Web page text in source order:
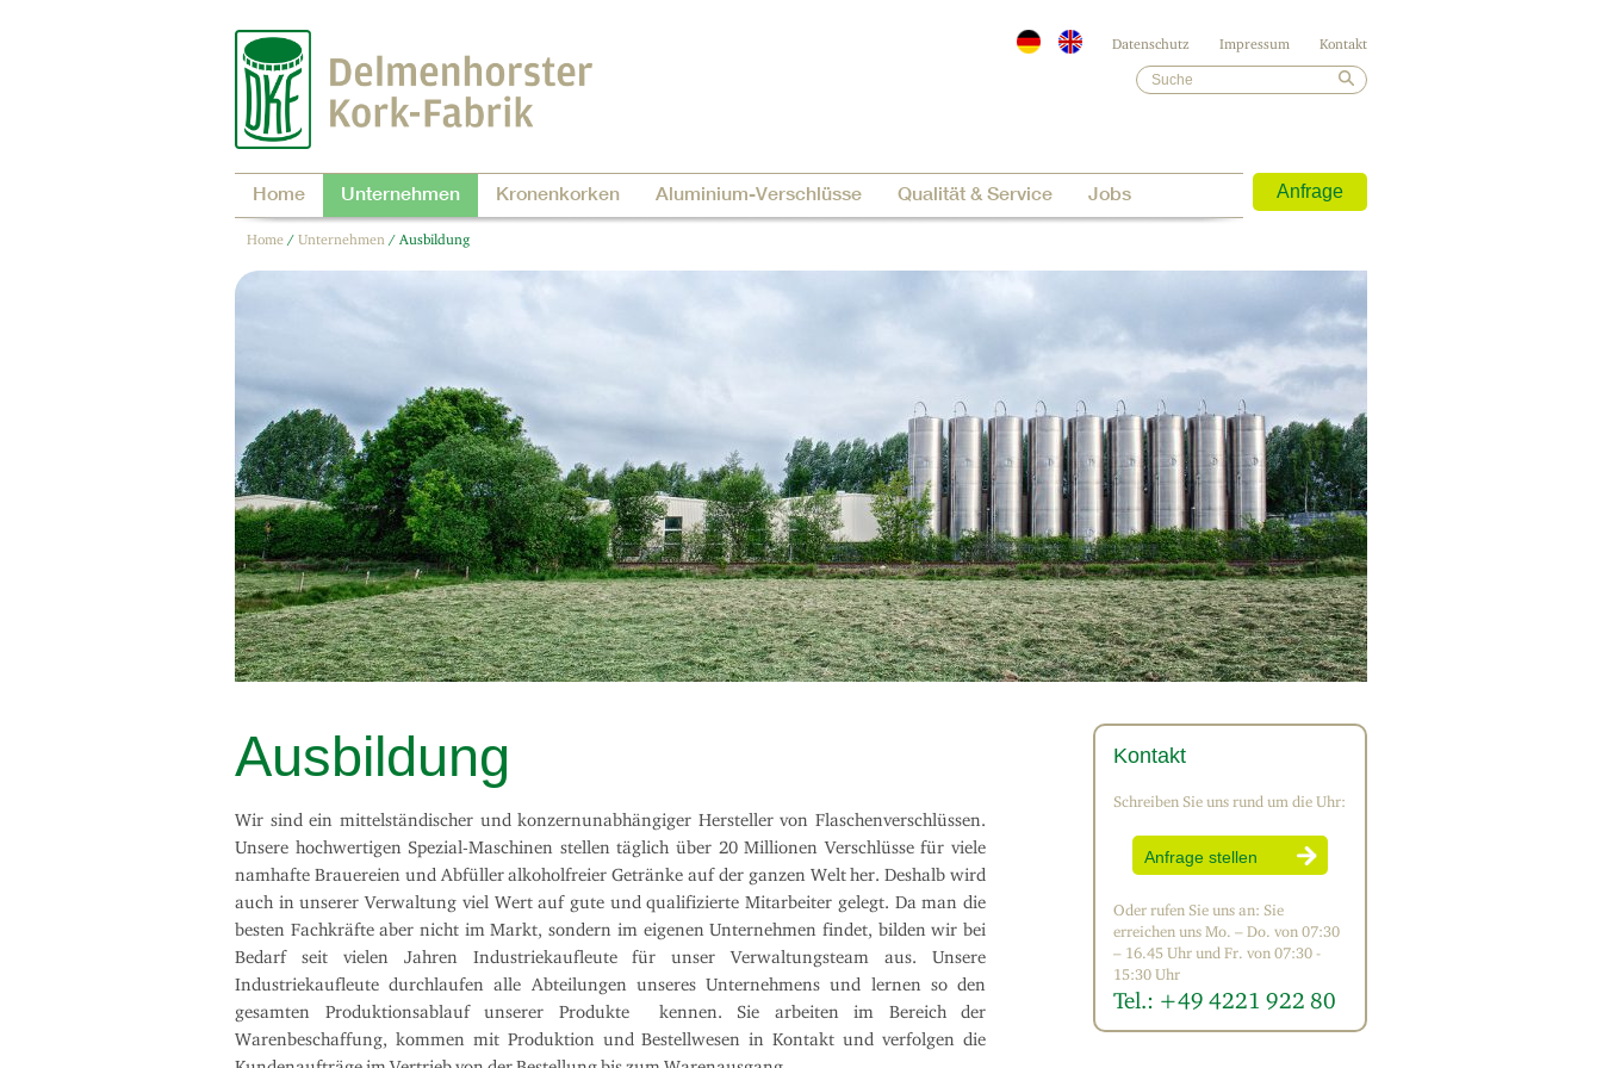
Datenschutz Impressum Kontakt
Home Unternehmen Kronenkorken Aluminium-Verschlüsse Qualität & Service Jobs Anfrage
Home / Unternehmen / Ausbildung
Ausbildung
Wir sind ein mittelständischer und konzernunabhängiger Hersteller von Flaschenverschlüssen.
Unsere hochwertigen Spezial-Maschinen stellen täglich über 20 Millionen Verschlüsse für viele
namhafte Brauereien und Abfüller alkoholfreier Getränke auf der ganzen Welt her. Deshalb wird
auch in unserer Verwaltung viel Wert auf gute und qualifizierte Mitarbeiter gelegt. Da man die
besten Fachkräfte aber nicht im Markt, sondern im eigenen Unternehmen findet, bilden wir bei
Bedarf seit vielen Jahren Industriekaufleute für unser Verwaltungsteam aus. Unsere
Industriekaufleute durchlaufen alle Abteilungen unseres Unternehmens und lernen so den
gesamten Produktionsablauf unserer Produkte kennen. Sie arbeiten im Bereich der
Warenbeschaffung, kommen mit Produktion und Bestellwesen in Kontakt und verfolgen die
Kontakt
Schreiben Sie uns rund um die Uhr:
Anfrage stellen
Oder rufen Sie uns an: Sie
erreichen uns Mo. – Do. von 07:30
– 16.45 Uhr und Fr. von 07:30 -
15:30 Uhr
Tel.: +49 4221 922 80